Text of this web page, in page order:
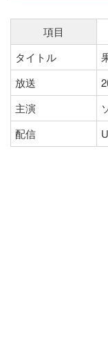
項目
タイトル
放送
主演
配信